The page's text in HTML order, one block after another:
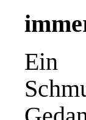
Ein